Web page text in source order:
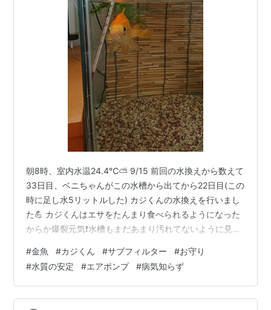
朝8時、室内水温24.4℃⛅ 9/15 前回の水換えから数えて
33日目、ベニちゃんがこの水槽から出てから22日目(この
時に足し水5リットルした) カジくんの水換えを行いまし
た💪 カジくんはエサをたんまり食べられるようになった
からか爆裂元気❗水槽もまだあまり汚れてないように見え
で。 ただ、サブフィルターにはゴミが溜まって来た感じ
👀 かつてベニちゃんがまだ小さくて、なかなか大きな水
槽の水質が安定したかったために入れて以来、ずっと活
躍して来たこのフィルターを今回取り外すことにしまし
#金魚 #カジくん #サブフィルター #お守り
#水質の安定 #エアポンプ #病気知らず